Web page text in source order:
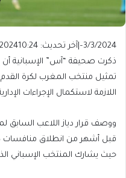
3/3/2024
– آخر تحديث: 3/3/2024 10:24 ص (بتوقيت مكة المكرمة)
ذكرت صحيفة “آس” الإسبانية أن
تمثيل منتخب المغرب لكرة القدم
اللازمة لاستكمال الإجراءات
ووصف قرار دياز اللاعب السابق
قبل أشهر من انطلاق منافسات
حيث يشارك المنتخب الإسباني